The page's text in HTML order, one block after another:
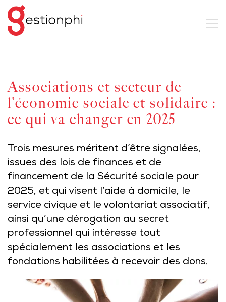
Associations et secteur de
l’économie sociale et solidaire :
ce qui va changer en 2025
Trois mesures méritent d’être signalées,
issues des lois de finances et de
financement de la Sécurité sociale pour
2025, et qui visent l’aide à domicile, le
service civique et le volontariat associatif,
ainsi qu’une dérogation au secret
professionnel qui intéresse tout
spécialement les associations et les
fondations habilitées à recevoir des dons.